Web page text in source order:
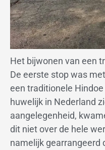
Het bijwonen van een
De eerste stop was
een traditionele
huwelijk in Nederland
aangelegenheid,
dit niet over de hele
namelijk gearrangeerd